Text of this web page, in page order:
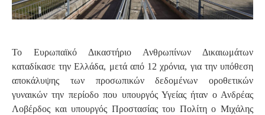
Το Ευρωπαϊκό Δικαστήριο Ανθρωπίνων Δικαιωμάτων
καταδίκασε την Ελλάδα, μετά από 12 χρόνια, για την υπόθεση
αποκάλυψης των προσωπικών δεδομένων οροθετικών
γυναικών την περίοδο που υπουργός Υγείας ήταν ο Ανδρέας
Λοβέρδος και υπουργός Προστασίας του Πολίτη ο Μιχάλης